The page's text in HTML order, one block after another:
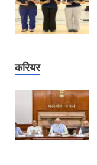
करियर